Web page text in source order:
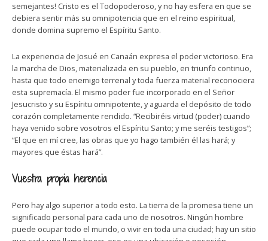
semejantes! Cristo es el Todopoderoso, y no hay esfera en que se
debiera sentir más su omnipotencia que en el reino espiritual,
donde domina supremo el Espíritu Santo.
La experiencia de Josué en Canaán expresa el poder victorioso. Era
la marcha de Dios, materializada en su pueblo, en triunfo continuo,
hasta que todo enemigo terrenal y toda fuerza material reconociera
esta supremacía. El mismo poder fue incorporado en el Señor
Jesucristo y su Espíritu omnipotente, y aguarda el depósito de todo
corazón completamente rendido. “Recibiréis virtud (poder) cuando
haya venido sobre vosotros el Espíritu Santo; y me seréis testigos”;
“El que en mí cree, las obras que yo hago también él las hará; y
mayores que éstas hará”.
Vuestra propia herencia
Pero hay algo superior a todo esto. La tierra de la promesa tiene un
significado personal para cada uno de nosotros. Ningún hombre
puede ocupar todo el mundo, o vivir en toda una ciudad; hay un sitio